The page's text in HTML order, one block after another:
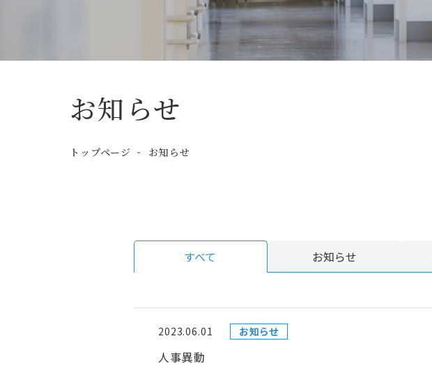
お知らせ
トップページ お知らせ
すべて お知らせ
2023.06.01 お知らせ
人事異動